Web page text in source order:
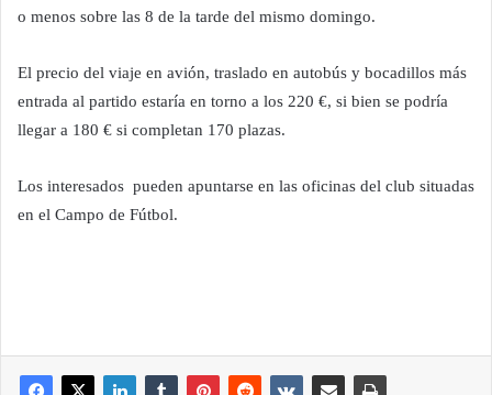
o menos sobre las 8 de la tarde del mismo domingo.
El precio del viaje en avión, traslado en autobús y bocadillos más
entrada al partido estaría en torno a los 220 €, si bien se podría
llegar a 180 € si completan 170 plazas.
Los interesados pueden apuntarse en las oficinas del club situadas
en el Campo de Fútbol.